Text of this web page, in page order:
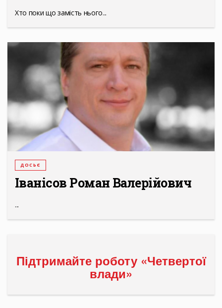
Хто поки що замість нього...
ДОСЬЄ
Іванісов Роман Валерійович
...
Підтримайте роботу «Четвертої
влади»